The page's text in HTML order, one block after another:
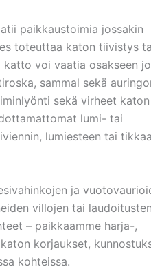
paikkaustoimia jossakin
toteuttaa katon tiivistys
voi vaatia osakseen jo
sammal sekä
sekä virheet katon
lumi- tai
lumiesteen tai
ja
villojen tai laudoitusten
– paikkaamme harja-,
korjaukset,
kohteissa.